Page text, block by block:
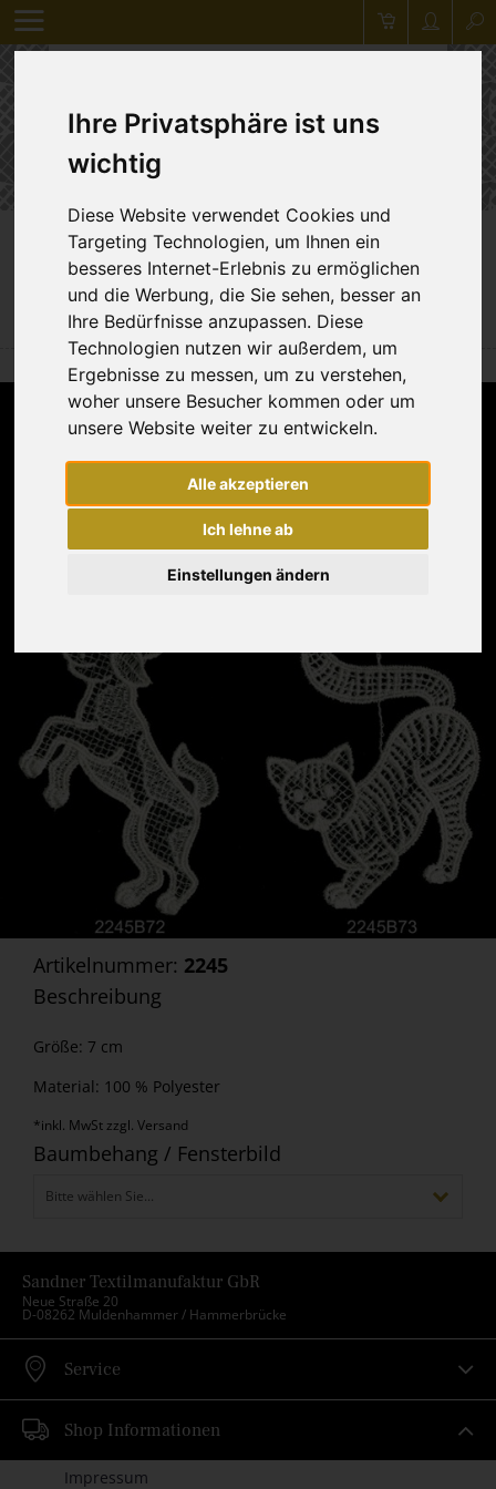
Ihre Privatsphäre ist uns
wichtig
Diese Website verwendet Cookies und
Targeting Technologien, um Ihnen ein
besseres Internet-Erlebnis zu ermöglichen
und die Werbung, die Sie sehen, besser an
Ihre Bedürfnisse anzupassen. Diese
Technologien nutzen wir außerdem, um
Ergebnisse zu messen, um zu verstehen,
woher unsere Besucher kommen oder um
unsere Website weiter zu entwickeln.
Alle akzeptieren
Ich lehne ab
Einstellungen ändern
Zurück
Anhänger "Haustiere"
Artikelnummer: 2245
Beschreibung
Größe: 7 cm
Material: 100 % Polyester
*inkl. MwSt zzgl. Versand
Baumbehang / Fensterbild
Bitte wählen Sie... ▾
Sandner Textilmanufaktur GbR
Neue Straße 20
D-08262 Muldenhammer / Hammerbrücke
Service
Shop Informationen
Impressum